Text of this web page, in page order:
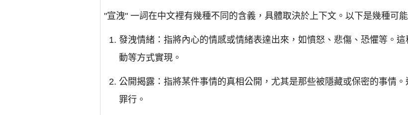
"宣洩" 一詞在中文裡有幾種不同的含義，具體取決於上下文。以下是幾種可能
發洩情緒：指將內心的情感或情緒表達出來，如憤怒、悲傷、恐懼等。
動等方式實現。
公開揭露：指將某件事情的真相公開，尤其是那些被隱藏或保密的事情
罪行。